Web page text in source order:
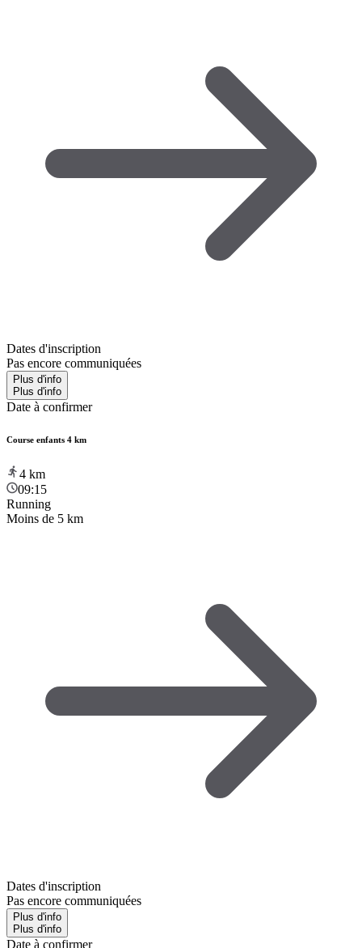
Dates d'inscription
Pas encore communiquées
Plus d'info
Plus d'info
Date à confirmer
Course enfants 4 km
4 km
09:15
Running
Moins de 5 km
Dates d'inscription
Pas encore communiquées
Plus d'info
Plus d'info
Date à confirmer